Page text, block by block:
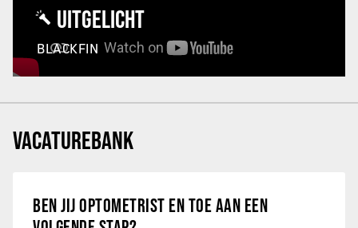
UITGELICHT
BLACKFIN
VACATUREBANK
BEN JIJ OPTOMETRIST EN TOE AAN EEN